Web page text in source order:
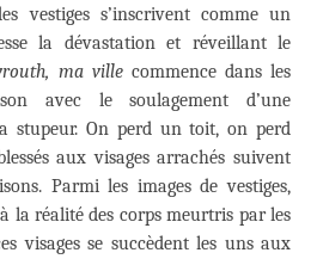
vestiges s’inscrivent comme un
la dévastation et réveillant le
ma villecommence dans les
avec le soulagement d’une
stupeur. On perd un toit, on perd
aux visages arrachés suivent
Parmi les images de vestiges,
la réalité des corps meurtris par les
visages se succèdent les uns aux